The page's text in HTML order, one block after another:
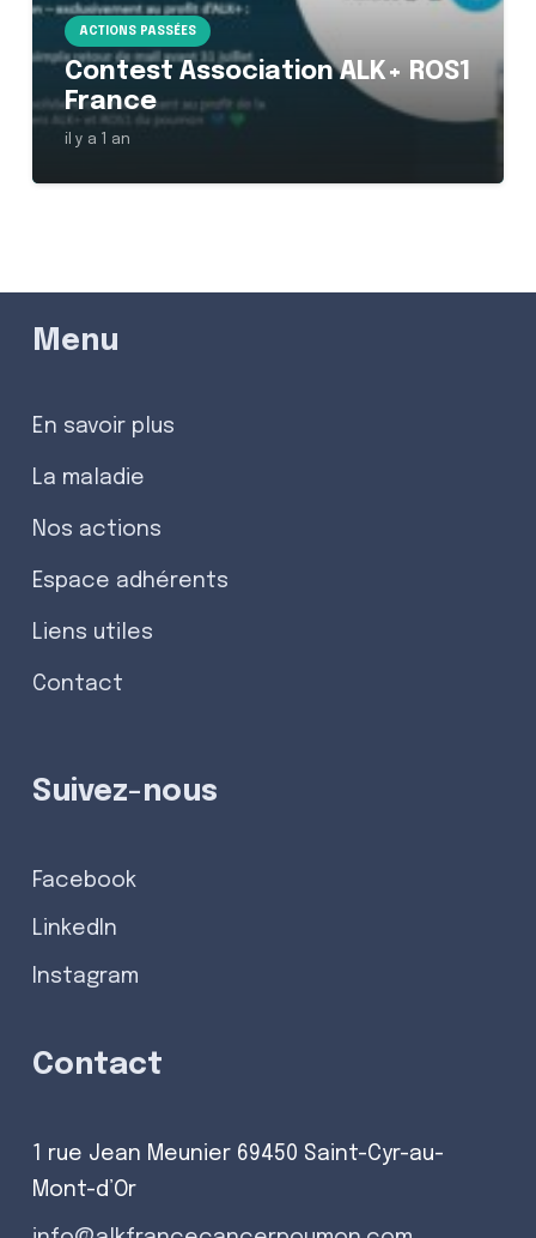
ACTIONS PASSÉES
Contest Association ALK+ ROS1
France
il y a 1 an
Menu
En savoir plus
La maladie
Nos actions
Espace adhérents
Liens utiles
Contact
Suivez-nous
Facebook
LinkedIn
Instagram
Contact
1 rue Jean Meunier 69450 Saint-Cyr-au-
Mont-d’Or